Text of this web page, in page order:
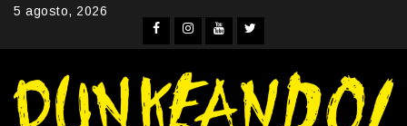
Skip5 agosto, 2026
Facebook
Instagram
YouTube
Twitter